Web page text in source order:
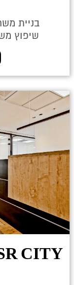
בניית
שיפוץ